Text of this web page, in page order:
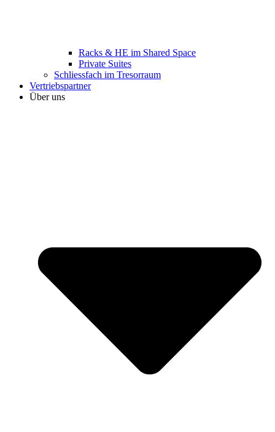
Racks & HE im Shared Space
Private Suites
Schliessfach im Tresorraum
Vertriebspartner
Über uns